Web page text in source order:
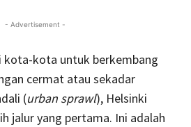
- Advertisement -
kota-kota untuk berkembang
cermat atau sekadar
(urban sprawl), Helsinki
jalur yang pertama. Ini adalah